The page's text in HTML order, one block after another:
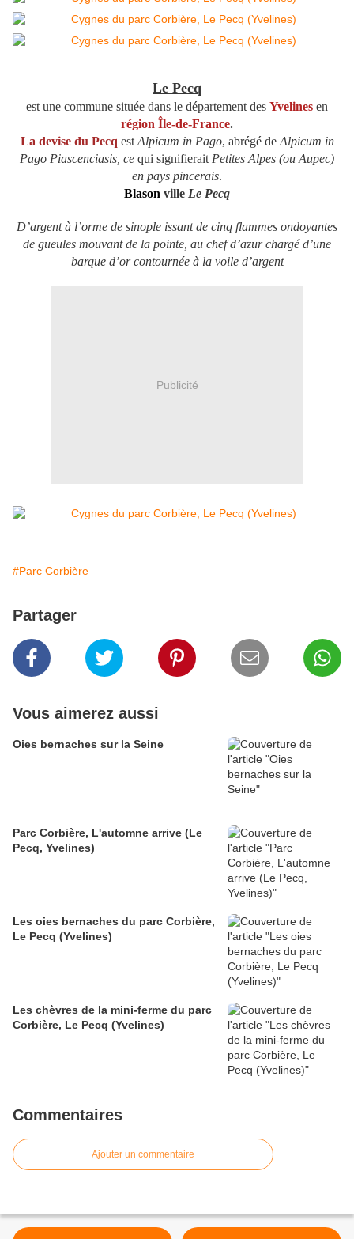
Le Pecq
est une commune située dans le département des Yvelines en
région Île-de-France.
La devise du Pecq est Alpicum in Pago, abrégé de Alpicum in
Pago Piascenciasis, ce qui signifierait Petites Alpes (ou Aupec)
en pays pincerais.
Blason ville Le Pecq
D’argent à l’orme de sinople issant de cinq flammes ondoyantes
de gueules mouvant de la pointe, au chef d’azur chargé d’une
barque d’or contournée à la voile d’argent
Publicité
#Parc Corbière
Partager
Vous aimerez aussi
Oies bernaches sur la Seine
Parc Corbière, L'automne arrive (Le
Pecq, Yvelines)
Les oies bernaches du parc Corbière,
Le Pecq (Yvelines)
Les chèvres de la mini-ferme du parc
Corbière, Le Pecq (Yvelines)
Commentaires
Ajouter un commentaire